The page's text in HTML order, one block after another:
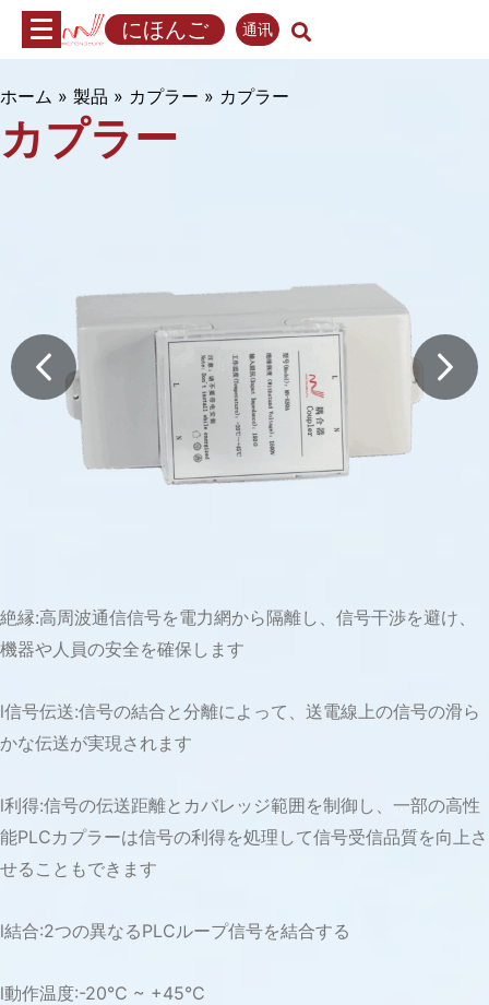
ス
ッ
にほんご 通讯
ホーム » 製品 » カプラー » カプラー
カプラー
絶縁:高周波通信信号を電力網から隔離し、信号干渉を避け、
機器や人員の安全を確保します
l信号伝送:信号の結合と分離によって、送電線上の信号の滑ら
かな伝送が実現されます
l利得:信号の伝送距離とカバレッジ範囲を制御し、一部の高性
能PLCカプラーは信号の利得を処理して信号受信品質を向上さ
せることもできます
l結合:2つの異なるPLCループ信号を結合する
l動作温度:-20°C ~ +45°C